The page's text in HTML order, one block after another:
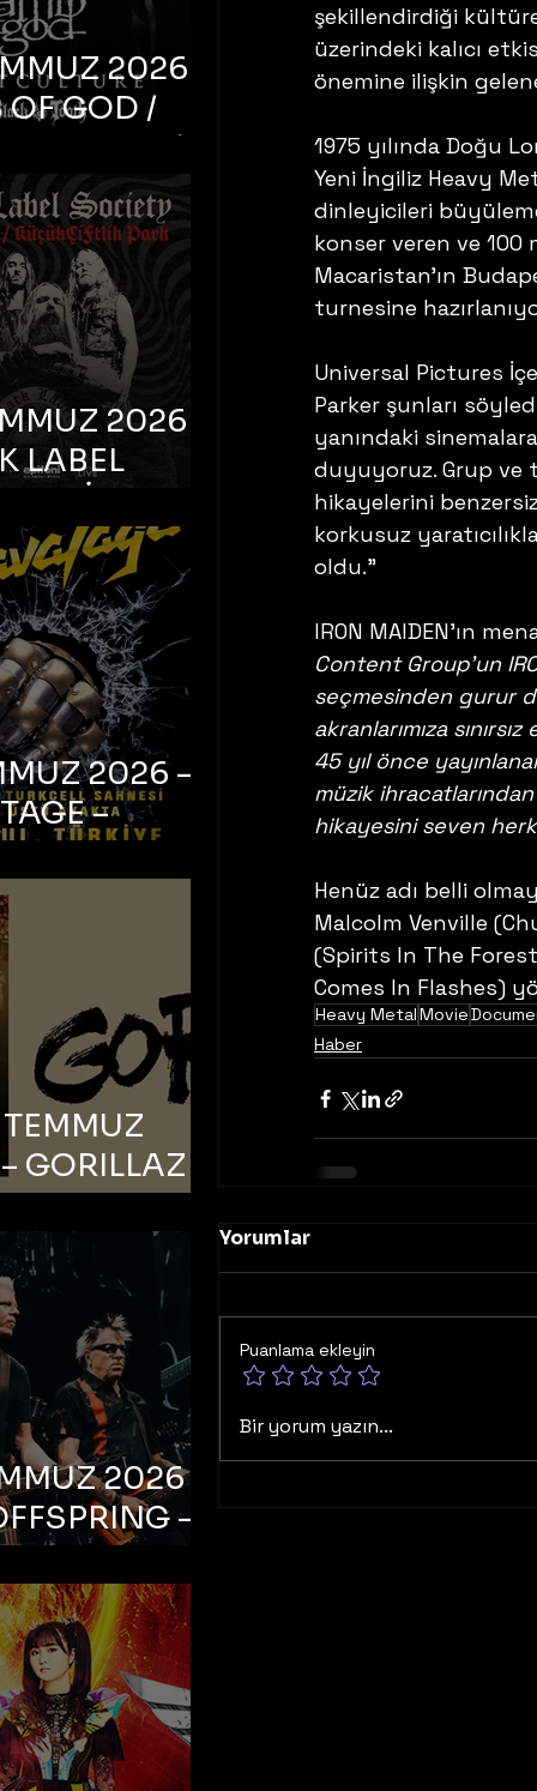
şekillendirdiği
üzerindeki kalıcı
önemine ilişkin
1975 yılında Doğu
Yeni İngiliz Heavy
dinleyicileri
konser veren ve
Macaristan'ın
turnesine
Universal Pictures
Parker şunları
yanındaki
duyuyoruz. Grup ve
hikayelerini
korkusuz
oldu."
IRON MAIDEN'ın
Content Group'un
seçmesinden gurur
akranlarımıza
45 yıl önce
müzik
hikayesini seven
Henüz adı belli
Malcolm Venville
(Spirits In The
Comes In Flashes)
Heavy MetalMovie
Haber
Yorumlar
Puanlama ekleyin
Bir yorum yazın...
2026 –
OF GOD /
CULTURE /
TOOTH –
Bonus
2026 –
LABEL
– İstanbul,
Park
2026 –
–
Zorlu PSM
Sahnesi
GORILLAZ –
Bonus
2026 –
–
Life Park